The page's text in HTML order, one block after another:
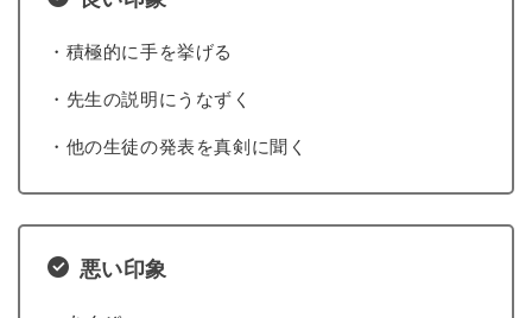
・積極的に手を挙げる
・先生の説明にうなずく
・他の生徒の発表を真剣に聞く
悪い印象